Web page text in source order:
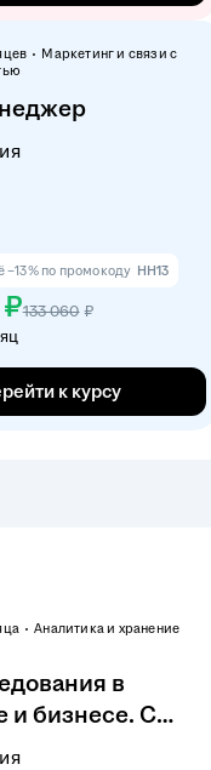
Маркетинг и связи с
−13% по промокоду HH13
₽133 060 ₽
к курсу
Аналитика и хранение
в
и бизнесе. С